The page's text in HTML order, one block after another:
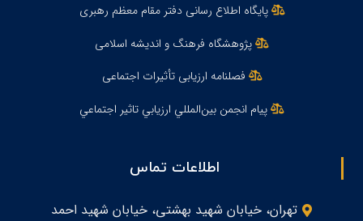
پایگاه اطلاع رسانی دفتر مقام معظم رهبری
پژوهشگاه فرهنگ و اندیشه اسلامی
فصلنامه ارزیابی تأثیرات اجتماعی
پيام انجمن بين‌المللي ارزيابي تاثير اجتماعي
اطلاعات تماس
تهران، خیابان شهید بهشتی، خیابان شهید احمد